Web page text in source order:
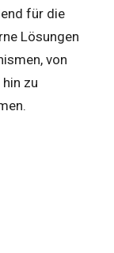
für die
Lösungen
von
zu